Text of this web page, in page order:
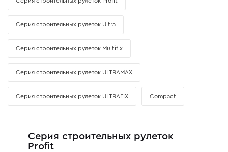
Серия строительных рулеток Ultra
Серия строительных рулеток Multifix
Серия строительных рулеток ULTRAMAX
Серия строительных рулеток ULTRAFIX Compact
Серия строительных рулеток
Profit